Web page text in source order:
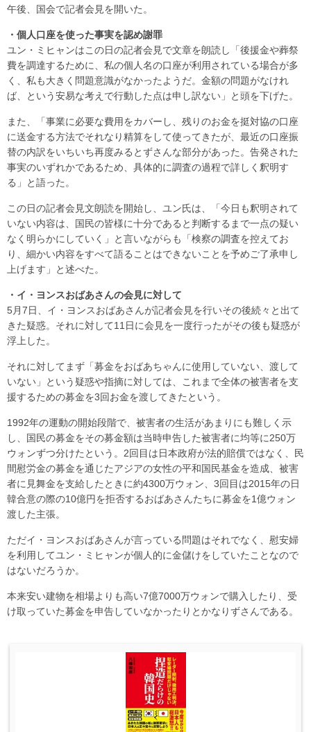
午後、国会で記者会見を開いた。
・個人口座を使った事実を認め謝罪
ユン・ミヒャンはこの日の記者会見で文章を朗読し「後援金や葬祭
費を調達するために、私の個人名の口座が利用されている場合が多
く、私も大きく問題意識がなかったようだ。金額の問題がなけれ
ば、という安易な考えで行動した点は申し訳ない」と頭を下げた。
また、「事業に必要な費用をカバーし、残りのお金を挺対協の口座
に送金する方法でそれなり精算をして使ってきたが、最近の口座振
替の内訳をいちいち再度みるとずさんな部分があった。告発された
事実のいずれかであるため、具体的に調査の過程で詳しく釈明す
る」と語った。
この日の記者会見文朗読を開始し、ユン氏は、「今日も釈明されて
いない内容は、国民の皆様に十分であると判断するまで一点の疑い
なく明らかにしていく」と言いながらも「検察の調査を控えてお
り、細かい内容をすべて語ることはできないことを予めご了承申し
上げます」と述べた。
・イ・ヨンスおばあさんの会見に対して
5月7日、イ・ヨンスおばあさんが記者会見を行いその後続々と出て
きた疑惑。それに対して11日に会見を一度行ったがその後も疑惑が
浮上した。
それに対してまず「募金をおばあちゃんに使用していない、渡して
いない」という疑惑や指摘に対しては、これまで全体の被害者を支
援するための募金を3回お金を渡してきたという。
1992年の運動の開始段階で、被害者の生活があまりにも難しく示
し、国民の募金をその募金額は当時申告した被害者に均等に250万
ウォンずつ分けたという。2回目は日本政府が法的賠償ではなく、民
間慰労金の募金を通じたアジアの女性の平和国民基金を造成、被害
者に見舞金を支給したときに約4300万ウォン、3回目は2015年の日
韓合意の際の10億円を拒否するおばあさんたちに募金を1億ウォン
渡した主張。
ただイ・ヨンスおばあさんが言っている問題はそれでなく、慰安婦
を利用してユン・ミヒャンが個人的に金儲けをしていたことなので
はないだろうか。
本来安い建物を相場よりも高い7億7000万ウォンで購入したり、受
け取っていた募金を申告していなかったりとかなりずさんである。